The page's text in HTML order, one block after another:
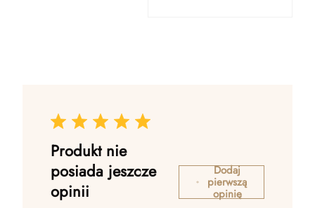
Produkt nie
posiada jeszcze
opinii
Dodaj
pierwszą
opinię